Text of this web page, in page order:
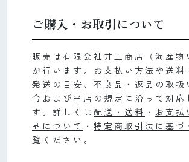
ご購入・お取引について
販売は有限会社井上商店（海産物
が行います。お支払い方法や送料
発送の目安、不良品・返品の取扱
令および当店の規定に沿って対応
す。詳しくは 配送・送料 ・ お支払
品について ・ 特定商取引法に基づ
覧ください。